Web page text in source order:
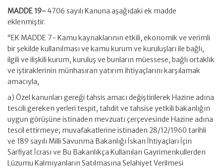
MADDE 19- 4706 sayılı Kanuna aşağıdaki ek madde
eklenmiştir.
“EK MADDE 7- Kamu kaynaklarının etkili, ekonomik ve verimli
bir şekilde kullanılması ve kamu kurum ve kuruluşları ile bağlı,
ilgili ve ilişkili kurum, kuruluş ve bunların müessese, bağlı ortaklık
ve iştiraklerinin münhasıran yatırım ihtiyaçlarını karşılamak
amacıyla,
a) Özel kanunları gereği tahsis amacı değiştirilerek Hazine adına
tescili gereken yerleri tespit, tahdit ve tahsise yetkili bakanlığın
uygun görüşüne istinaden mevzuatı çerçevesinde Hazine adına
tescil ettirmeye; muvafakatlerine istinaden 28/12/1960 tarihli
ve 189 sayılı Milli Savunma Bakanlığı İskan İhtiyaçları İçin
Sarfiyat İcrası ve Bu Bakanlıkça Kullanılan Gayrimenkullerden
Lüzumu Kalmıyanların Satılmasına Selahiyet Verilmesi